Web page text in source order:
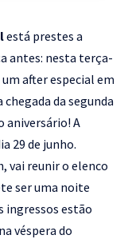
está prestes a
antes: nesta terça-
after especial em
da segunda
aniversário! A
29 de junho.
vai reunir o elenco
ser uma noite
ingressos estão
véspera do